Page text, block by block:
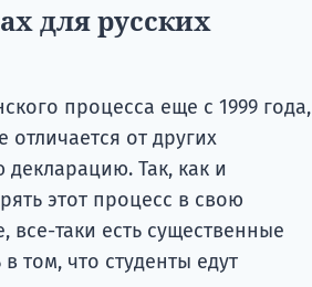
для русских
процесса еще с 1999 года,
от других
Так, как и
этот процесс в свою
все-таки есть существенные
том, что студенты едут